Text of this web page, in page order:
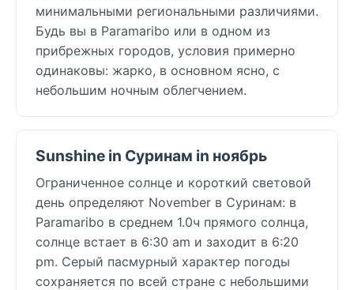
минимальными региональными различиями.
Будь вы в Paramaribo или в одном из
прибрежных городов, условия примерно
одинаковы: жарко, в основном ясно, с
небольшим ночным облегчением.
Sunshine in Суринам in ноябрь
Ограниченное солнце и короткий световой
день определяют November в Суринам: в
Paramaribo в среднем 1.0ч прямого солнца,
солнце встает в 6:30 am и заходит в 6:20
pm. Серый пасмурный характер погоды
сохраняется по всей стране с небольшими